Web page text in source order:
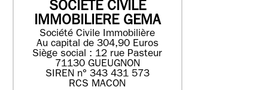
SOCIETE CIVILE
IMMOBILIERE GEMA
Société Civile Immobilière
Au capital de 304,90 Euros
Siège social : 12 rue Pasteur
71130 GUEUGNON
SIREN n° 343 431 573
RCS MACON